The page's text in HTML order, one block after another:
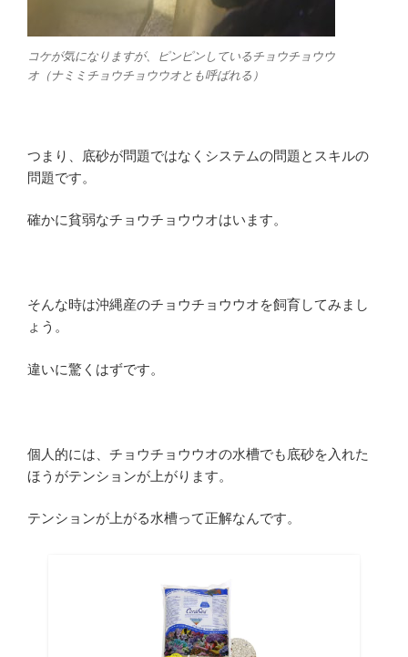
コケが気になりますが、ピンピンしているチョウチョウウ
オ（ナミミチョウチョウウオとも呼ばれる）
つまり、底砂が問題ではなくシステムの問題とスキルの
問題です。
確かに貧弱なチョウチョウウオはいます。
そんな時は沖縄産のチョウチョウウオを飼育してみまし
ょう。
違いに驚くはずです。
個人的には、チョウチョウウオの水槽でも底砂を入れた
ほうがテンションが上がります。
テンションが上がる水槽って正解なんです。